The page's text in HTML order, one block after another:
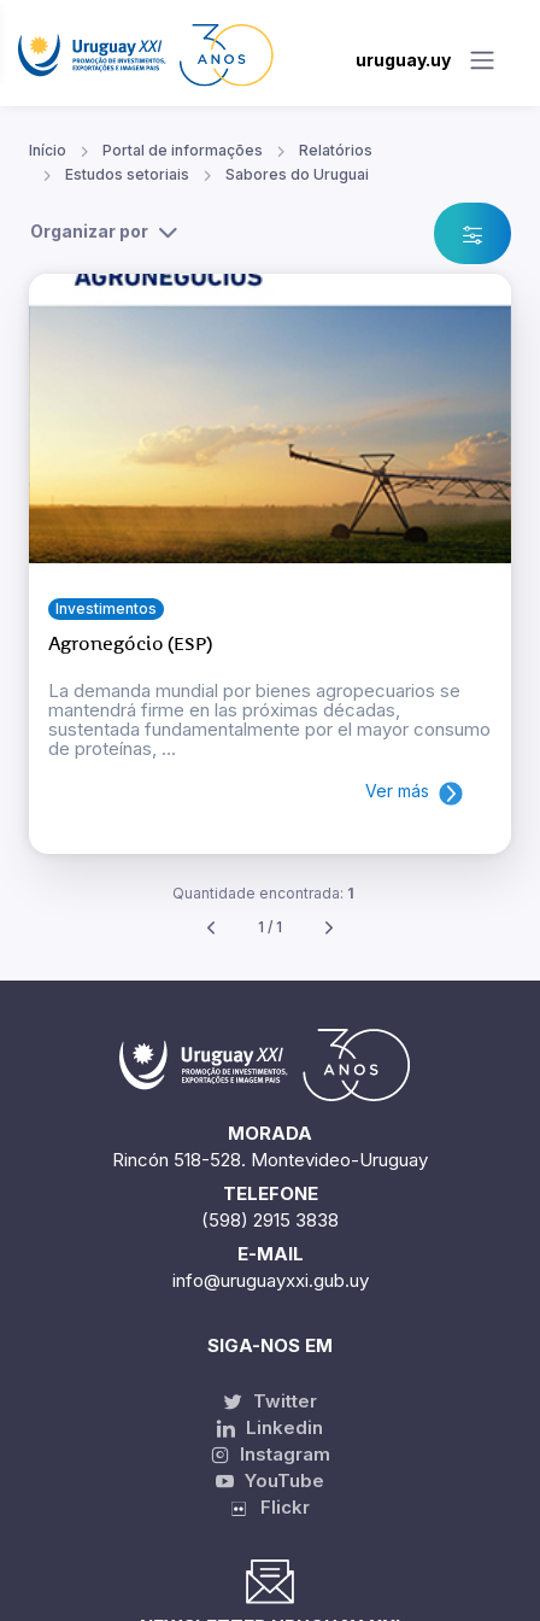
uruguay.uy
Início Portal de informações
Relatórios
Estudos setoriais
Sabores do Uruguai
Organizar por
Investimentos
Agronegócio (ESP)
La demanda mundial por bienes agropecuarios se
mantendrá firme en las próximas décadas,
sustentada fundamentalmente por el mayor consumo
de proteínas, ...
Ver más
Quantidade encontrada: 1
1 / 1
MORADA
Rincón 518-528. Montevideo-Uruguay
TELEFONE
(598) 2915 3838
E-MAIL
info@uruguayxxi.gub.uy
SIGA-NOS EM
Twitter
Linkedin
Instagram
YouTube
Flickr